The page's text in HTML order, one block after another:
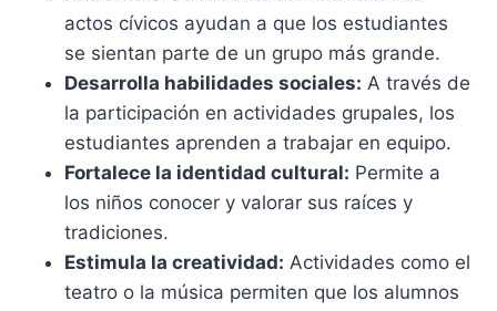
actos cívicos ayudan a que los estudiantes
se sientan parte de un grupo más grande.
Desarrolla habilidades sociales: A través de
la participación en actividades grupales, los
estudiantes aprenden a trabajar en equipo.
Fortalece la identidad cultural: Permite a
los niños conocer y valorar sus raíces y
tradiciones.
Estimula la creatividad: Actividades como el
teatro o la música permiten que los alumnos